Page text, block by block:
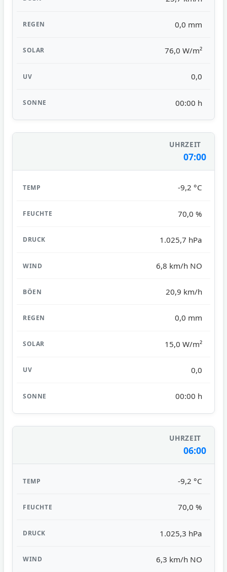
0,0 mm
76,0 W/m²
0,0
00:00 h
07:00
-9,2 °C
70,0 %
1.025,7 hPa
6,8 km/h NO
20,9 km/h
0,0 mm
15,0 W/m²
0,0
00:00 h
06:00
-9,2 °C
70,0 %
1.025,3 hPa
6,3 km/h NO